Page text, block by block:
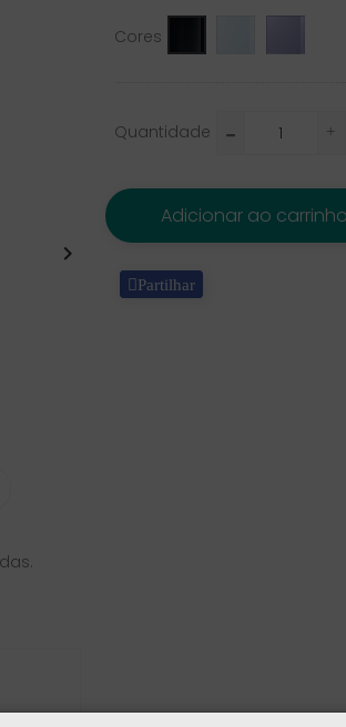

Cores
Purple
Quantidade
Adicionar ao
Partilhar